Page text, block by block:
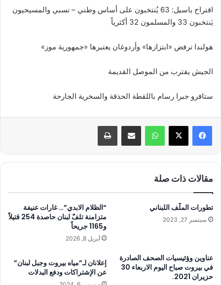
اقتراح باسيل: 63 يُنتخبون على أساس وطني – نسبي والمسيحيون
يَنتخبون 33 والمسلمون 32 أكثرياً
هولندا ترفض «ابتزازها» وأردوغان يعتبرها «جمهورية موز»
الجيش يقترب من الموصل القديمة
ستافرو جبرا رسام باللقطة الحذقة والسخرية الجارحة
واتساب مشاركة عبر البريد طباعة
مقالات ذات صلة
تطورات الملّف اللبناني
سبتمبر 27, 2023
“الظلام الابدي”… غارات عنيفة
متزامنة تلفّ لبنان حاصدة 254 قتيلاً
و1165 جريحاً
أبريل 8, 2026
عناوين وؤئيسيات الصحف الصادرة
في بيروت صباح اليوم الاربعاء 30
حزيران 2021.
إعلانان لـ”مياه بيروت وجبل لبنان”
عن الإشتراكات ودفع البدلات